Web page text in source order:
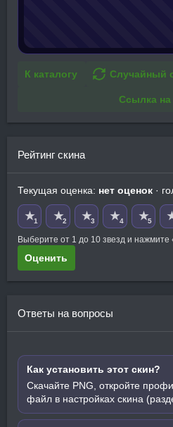
К каталогу Случайный
Ссылка на
Рейтинг скина
Текущая оценка: нет оценок ·
★1 ★2 ★3 ★4 ★5
Выберите от 1 до 10 звезд и нажмите
Оценить
Ответы на вопросы
Как установить этот скин?
Скачайте PNG, откройте
файл в настройках скина